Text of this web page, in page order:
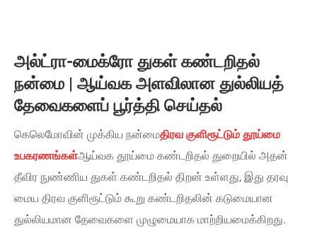
அல்ட்ரா-மைக்ரோ துகள் கண்டறிதல்
நன்மை | ஆய்வக அளவிலான துல்லியத்
தேவைகளைப் பூர்த்தி செய்தல்
கெலெமோவின் முக்கிய நன்மைதிரவ குளிரூட்டும் தூய்மை
உபகரணங்கள்ஆய்வக தூய்மை கண்டறிதல் துறையில் அதன்
தீவிர நுண்ணிய துகள் கண்டறிதல் திறன் உள்ளது, இது தரவு
மைய திரவ குளிரூட்டும் கூறு கண்டறிதலின் கடுமையான
துல்லியமான தேவைகளை முழுமையாக மாற்றியமைக்கிறது.